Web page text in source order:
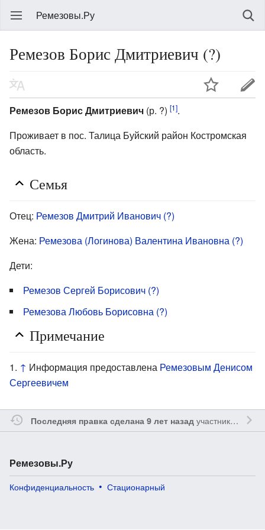
Ремезовы.Ру
Ремезов Борис Дмитриевич (?)
Ремезов Борис Дмитриевич (р. ?) [1].
Проживает в пос. Талица Буйский район Костромская
область.
Семья
Отец: Ремезов Дмитрий Иванович (?)
Жена: Ремезова (Логинова) Валентина Ивановна (?)
Дети:
Ремезов Сергей Борисович (?)
Ремезова Любовь Борисовна (?)
Примечание
↑ Информация предоставлена Ремезовым Денисом
Сергеевичем
Последняя правка сделана 9 лет назадучастником
Ремезовы.Ру
Конфиденциальность Стационарный